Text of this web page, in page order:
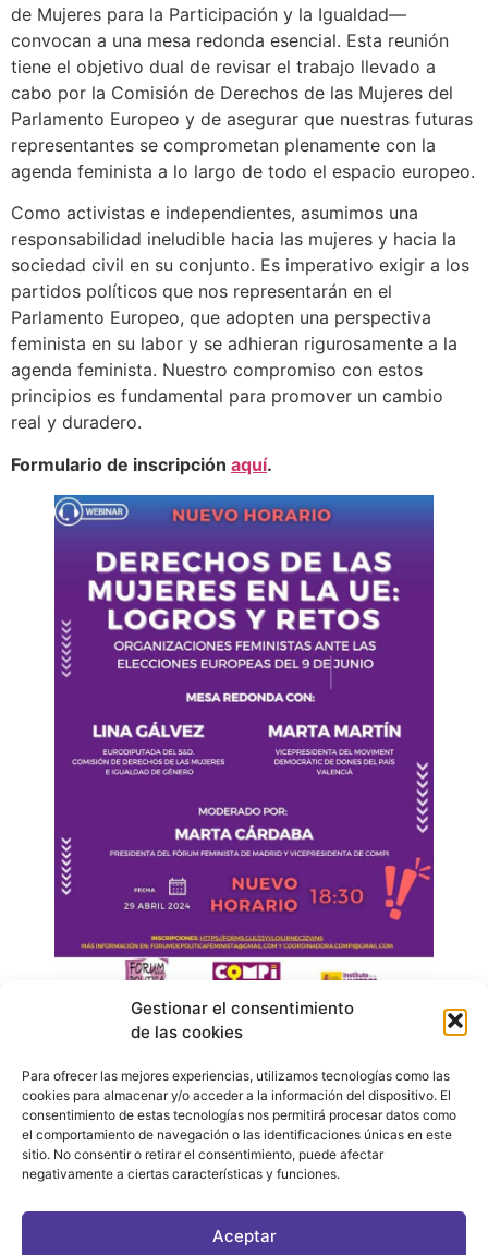
Gestionar el consentimiento
de las cookies
Para ofrecer las mejores experiencias, utilizamos tecnologías como las
cookies para almacenar y/o acceder a la información del dispositivo. El
consentimiento de estas tecnologías nos permitirá procesar datos como
el comportamiento de navegación o las identificaciones únicas en este
sitio. No consentir o retirar el consentimiento, puede afectar
negativamente a ciertas características y funciones.
Aceptar
de Mujeres para la Participación y la Igualdad—
convocan a una mesa redonda esencial. Esta reunión
tiene el objetivo dual de revisar el trabajo llevado a
cabo por la Comisión de Derechos de las Mujeres del
Parlamento Europeo y de asegurar que nuestras futuras
representantes se comprometan plenamente con la
agenda feminista a lo largo de todo el espacio europeo.
Como activistas e independientes, asumimos una
responsabilidad ineludible hacia las mujeres y hacia la
sociedad civil en su conjunto. Es imperativo exigir a los
partidos políticos que nos representarán en el
Parlamento Europeo, que adopten una perspectiva
feminista en su labor y se adhieran rigurosamente a la
agenda feminista. Nuestro compromiso con estos
principios es fundamental para promover un cambio
real y duradero.
Formulario de inscripción aquí.
ASOCIATE AL FÓRUM